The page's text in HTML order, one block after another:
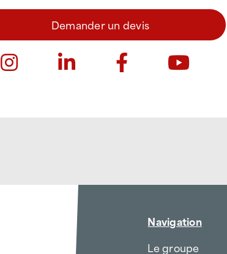
Demander un devis
Navigation
Le groupe